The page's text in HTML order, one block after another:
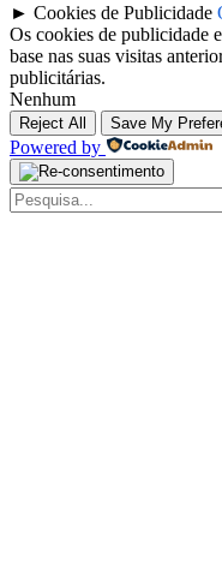
► Cookies de Publicidade
Os cookies de publicidade
base nas suas visitas
publicitárias.
Nenhum
Reject All Save My
Powered by